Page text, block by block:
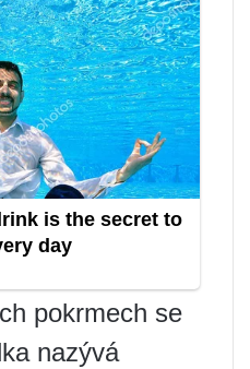
pokrmech se
nazývá